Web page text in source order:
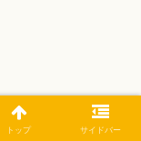
トップ サイドバー